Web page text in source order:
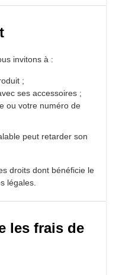
invitons à :
;
ses accessoires ;
ou votre numéro de
peut retarder son
droits dont bénéficie le
légales.
les frais de